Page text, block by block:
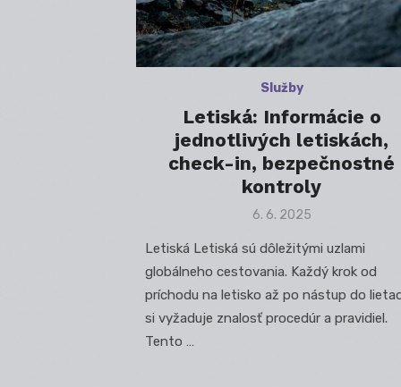
Služby
Letiská: Informácie o
jednotlivých letiskách,
check-in, bezpečnostné
kontroly
Posted
6. 6. 2025
Letiská Letiská sú dôležitými uzlami
globálneho cestovania. Každý krok od
príchodu na letisko až po nástup do
si vyžaduje znalosť procedúr a pravidiel.
Tento …